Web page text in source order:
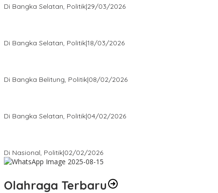
Di Bangka Selatan, Politik|29/03/2026
Di Bangka Selatan, Politik|18/03/2026
Di Bangka Belitung, Politik|08/02/2026
Di Bangka Selatan, Politik|04/02/2026
Di Nasional, Politik|02/02/2026
Olahraga Terbaru